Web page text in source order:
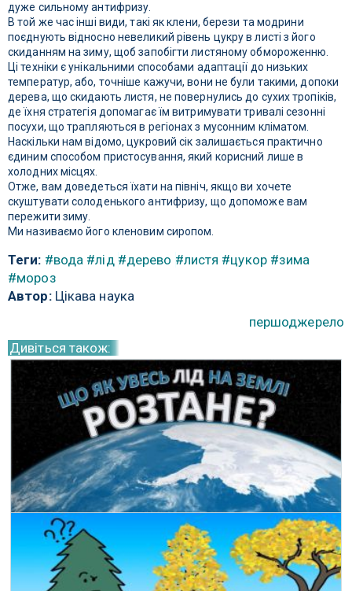
дуже сильному антифризу.
В той же час інші види, такі як клени, берези та модрини
поєднують відносно невеликий рівень цукру в листі з його
скиданням на зиму, щоб запобігти листяному обмороженню.
Ці техніки є унікальними способами адаптації до низьких
температур, або, точніше кажучи, вони не були такими, допоки
дерева, що скидають листя, не повернулись до сухих тропіків,
де їхня стратегія допомагає їм витримувати тривалі сезонні
посухи, що трапляються в регіонах з мусонним кліматом.
Наскільки нам відомо, цукровий сік залишається практично
єдиним способом пристосування, який корисний лише в
холодних місцях.
Отже, вам доведеться їхати на північ, якщо ви хочете
скуштувати солоденького антифризу, що допоможе вам
пережити зиму.
Ми називаємо його кленовим сиропом.
Теги: #вода #лід #дерево #листя #цукор #зима
#мороз
Автор:Цікава наука
першоджерело
Дивіться також:
Що як увесь лід на Землі розтане?
22 Липня 2017 р.